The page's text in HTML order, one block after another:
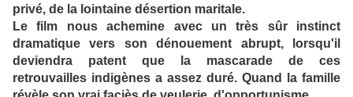
privé, de la lointaine désertion maritale.
Le film nous achemine avec un très sûr instinct
dramatique vers son dénouement abrupt, lorsqu'il
deviendra patent que la mascarade de ces
retrouvailles indigènes a assez duré. Quand la famille